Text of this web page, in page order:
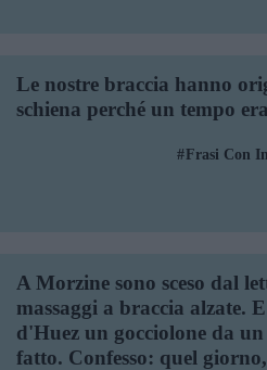
Le nostre braccia hanno
schiena perché un tempo
Frasi Con
A Morzine sono sceso dal
massaggi a braccia alzate.
d'Huez un gocciolone da
fatto. Confesso: quel